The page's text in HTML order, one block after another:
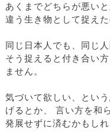
あくまでどちらが悪い
違う生き物として捉え
同じ日本人でも、同じ
そう捉えると付き合い
ません。
気づいて欲しい、とい
げるとか、 言い方を和
発展せずに済むかもしれ